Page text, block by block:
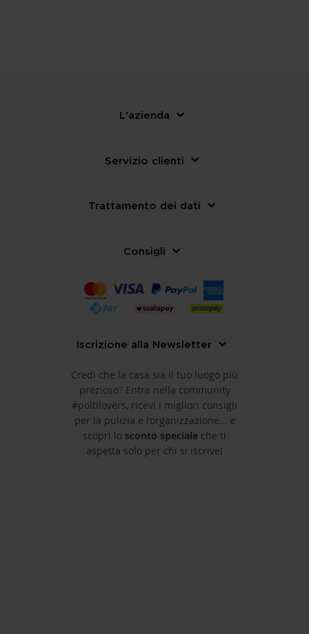
L'azienda
Servizio clienti
Trattamento dei dati
Consigli
Iscrizione alla Newsletter
Credi che la casa sia il tuo luogo più
prezioso? Entra nella community
#poltilovers, ricevi i migliori consigli
per la pulizia e l’organizzazione… e
scopri lo sconto speciale che ti
aspetta solo per chi si iscrive!